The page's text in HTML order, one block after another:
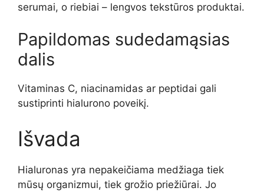
serumai, o riebiai – lengvos tekstūros produktai.
Papildomas sudedamąsias
dalis
Vitaminas C, niacinamidas ar peptidai gali
sustiprinti hialurono poveikį.
Išvada
Hialuronas yra nepakeičiama medžiaga tiek
mūsų organizmui, tiek grožio priežiūrai. Jo